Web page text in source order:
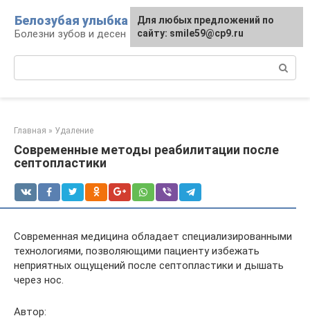
контенту
Белозубая улыбка
Болезни зубов и десен
Главная » Удаление
Современные методы реабилитации после
септопластики
Современная медицина обладает специализированными
технологиями, позволяющими пациенту избежать
неприятных ощущений после септопластики и дышать
через нос.
Автор:
Для любых предложений по
сайту: smile59@cp9.ru